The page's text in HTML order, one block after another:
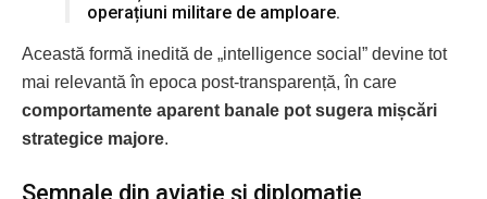
operațiuni militare de amploare.
Această formă inedită de „intelligence social” devine tot
mai relevantă în epoca post-transparență, în care
comportamente aparent banale pot sugera mișcări
strategice majore.
Semnale din aviație și diplomație